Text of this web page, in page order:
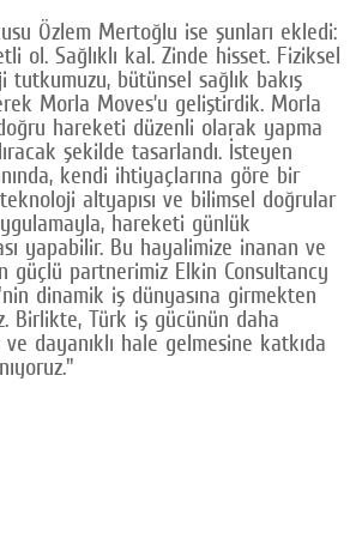
Özlem Mertoğlu ise şunları ekledi:
ol. Sağlıklı kal. Zinde hisset. Fiziksel
bütünsel sağlık bakış
Morla Moves’u geliştirdik. Morla
hareketi düzenli olarak yapma
şekilde tasarlandı. İsteyen
kendi ihtiyaçlarına göre bir
altyapısı ve bilimsel doğrular
hareketi günlük
yapabilir. Bu hayalimize inanan ve
güçlü partnerimiz Elkin Consultancy
dinamik iş dünyasına girmekten
Birlikte, Türk iş gücünün daha
dayanıklı hale gelmesine katkıda